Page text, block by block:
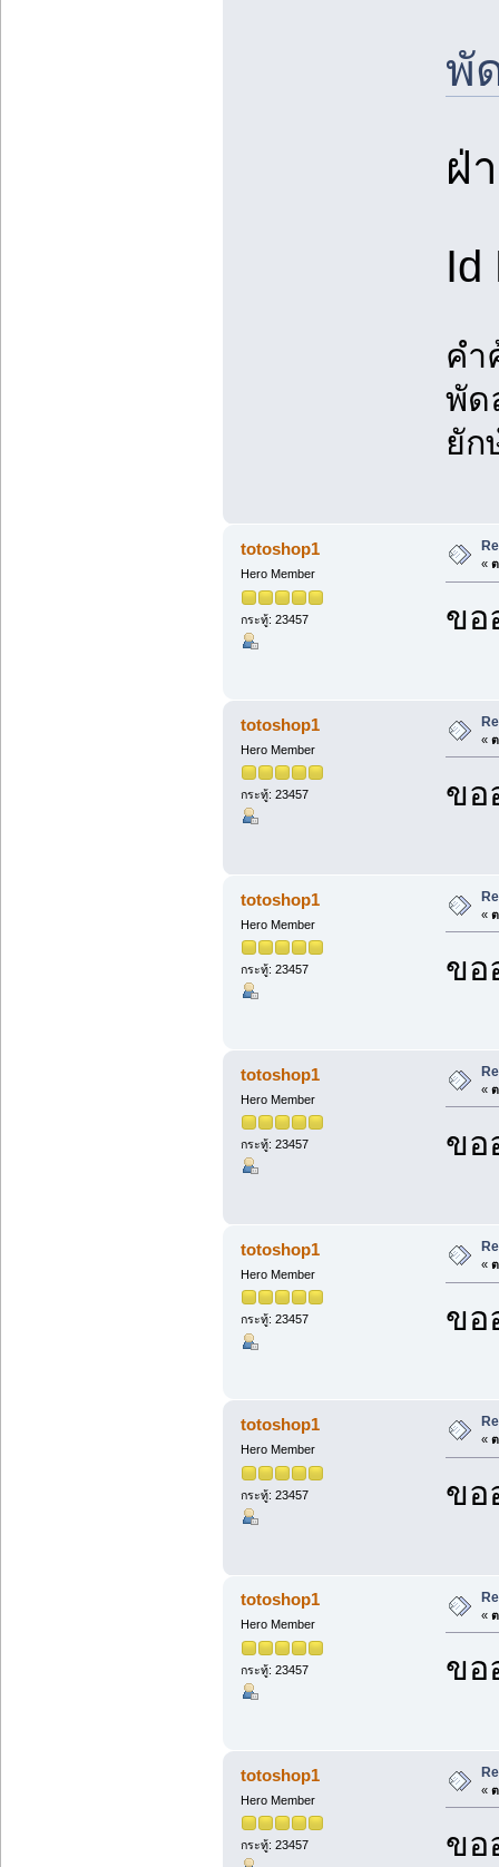
พั
ฝ่
Id
คำ
พัด
ยัก
totoshop1
Hero Member
กระทู้: 23457
«
ขอ
totoshop1
Hero Member
กระทู้: 23457
«
ขอ
totoshop1
Hero Member
กระทู้: 23457
«
ขอ
totoshop1
Hero Member
กระทู้: 23457
«
ขอ
totoshop1
Hero Member
กระทู้: 23457
«
ขอ
totoshop1
Hero Member
กระทู้: 23457
«
ขอ
totoshop1
Hero Member
กระทู้: 23457
«
ขอ
totoshop1
Hero Member
กระทู้: 23457
«
ขอ